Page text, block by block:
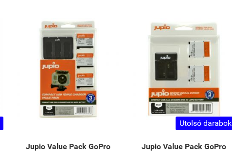
Jupio Value Pack GoPro
Utolsó darabok
Jupio Value Pack GoPro